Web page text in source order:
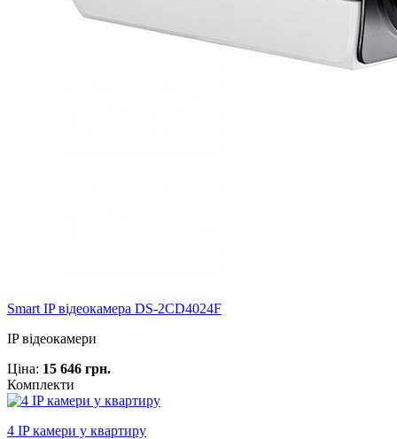
Smart IP відеокамера DS-2CD4024F
IP відеокамери
Ціна: 15 646 грн.
Комплекти
4 IP камери у квартиру